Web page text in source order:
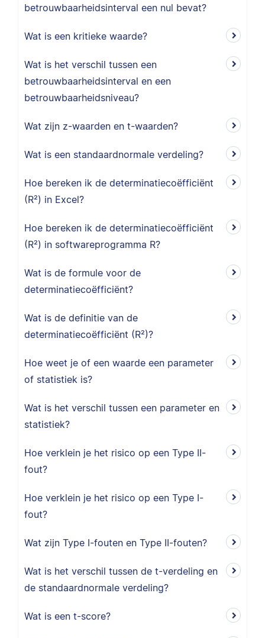
betrouwbaarheidsinterval een nul bevat?
Wat is een kritieke waarde?
Wat is het verschil tussen een
betrouwbaarheidsinterval en een
betrouwbaarheidsniveau?
Wat zijn z-waarden en t-waarden?
Wat is een standaardnormale verdeling?
Hoe bereken ik de determinatiecoëfficiënt
(R²) in Excel?
Hoe bereken ik de determinatiecoëfficiënt
(R²) in softwareprogramma R?
Wat is de formule voor de
determinatiecoëfficiënt?
Wat is de definitie van de
determinatiecoëfficiënt (R²)?
Hoe weet je of een waarde een parameter
of statistiek is?
Wat is het verschil tussen een parameter en
statistiek?
Hoe verklein je het risico op een Type II-
fout?
Hoe verklein je het risico op een Type I-
fout?
Wat zijn Type I-fouten en Type II-fouten?
Wat is het verschil tussen de t-verdeling en
de standaardnormale verdeling?
Wat is een t-score?